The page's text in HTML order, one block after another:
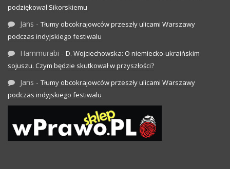
podziękował Sikorskiemu
Jans - Tłumy obcokrajowców przeszły ulicami Warszawy
podczas indyjskiego festiwalu
Hammurabi - D. Wojciechowska: O niemiecko-ukraińskim
sojuszu. Czym będzie skutkował w przyszłości?
Jans - Tłumy obcokrajowców przeszły ulicami Warszawy
podczas indyjskiego festiwalu